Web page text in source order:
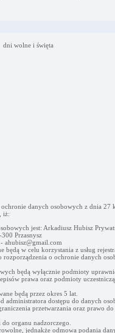
dni wolne i święta
danych osobowych z dnia 27
iż:
jest: Arkadiusz Hubisz
Przasnysz
ahubisz@gmail.com
będą w celu korzystania z usług
o ochronie danych
będą wyłącznie podmioty
prawa oraz podmioty
będą przez okres 5 lat.
administratora dostępu do danych
przetwarzania oraz prawo do
organu nadzorczego.
jednakże odmowa podania